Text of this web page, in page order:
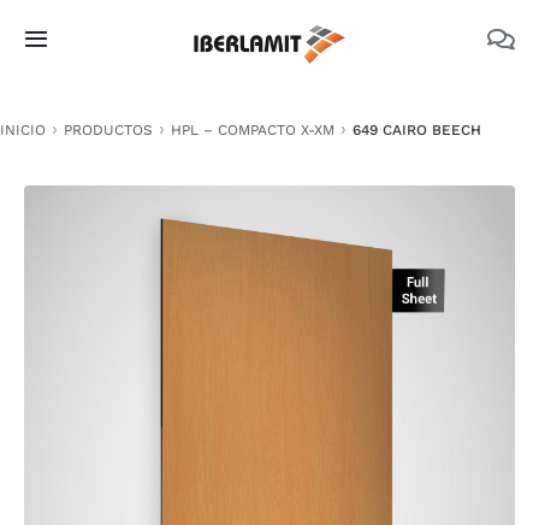
Toggle
NOSOTROS
INICIO PRODUCTOS HPL – COMPACTO X-XM 649 CAIRO BEECH